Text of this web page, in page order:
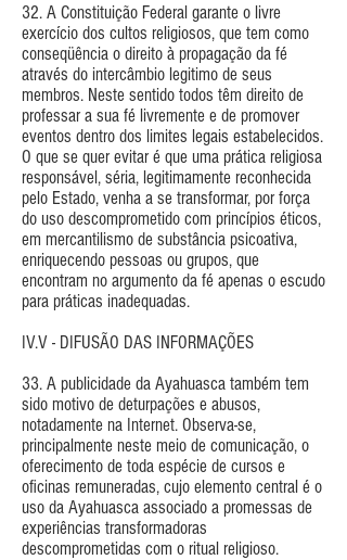
32. A Constituição Federal garante o livre
exercício dos cultos religiosos, que tem como
conseqüência o direito à propagação da fé
através do intercâmbio legitimo de seus
membros. Neste sentido todos têm direito de
professar a sua fé livremente e de promover
eventos dentro dos limites legais estabelecidos.
O que se quer evitar é que uma prática religiosa
responsável, séria, legitimamente reconhecida
pelo Estado, venha a se transformar, por força
do uso descomprometido com princípios éticos,
em mercantilismo de substância psicoativa,
enriquecendo pessoas ou grupos, que
encontram no argumento da fé apenas o escudo
para práticas inadequadas.
IV.V - DIFUSÃO DAS INFORMAÇÕES
33. A publicidade da Ayahuasca também tem
sido motivo de deturpações e abusos,
notadamente na Internet. Observa-se,
principalmente neste meio de comunicação, o
oferecimento de toda espécie de cursos e
oficinas remuneradas, cujo elemento central é o
uso da Ayahuasca associado a promessas de
experiências transformadoras
descomprometidas com o ritual religioso.